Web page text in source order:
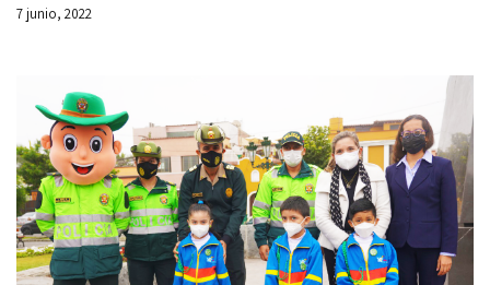
7 junio, 2022